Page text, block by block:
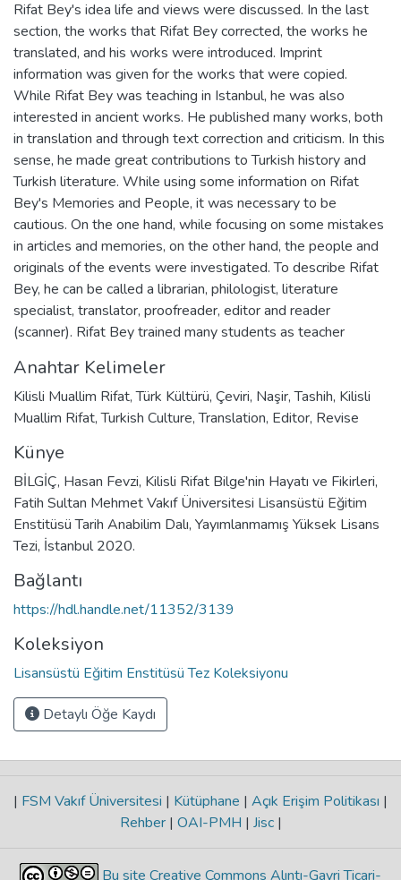
Rifat Bey's idea life and views were discussed. In the last
section, the works that Rifat Bey corrected, the works he
translated, and his works were introduced. Imprint
information was given for the works that were copied.
While Rifat Bey was teaching in Istanbul, he was also
interested in ancient works. He published many works, both
in translation and through text correction and criticism. In this
sense, he made great contributions to Turkish history and
Turkish literature. While using some information on Rifat
Bey's Memories and People, it was necessary to be
cautious. On the one hand, while focusing on some mistakes
in articles and memories, on the other hand, the people and
originals of the events were investigated. To describe Rifat
Bey, he can be called a librarian, philologist, literature
specialist, translator, proofreader, editor and reader
(scanner). Rifat Bey trained many students as teacher
Anahtar Kelimeler
Kilisli Muallim Rifat,Türk Kültürü, Çeviri, Naşir,Tashih, Kilisli
Muallim Rifat,Turkish Culture,Translation, Editor, Revise
Künye
BİLGİÇ, Hasan Fevzi, Kilisli Rifat Bilge'nin Hayatı ve Fikirleri,
Fatih Sultan Mehmet Vakıf Üniversitesi Lisansüstü Eğitim
Enstitüsü Tarih Anabilim Dalı, Yayımlanmamış Yüksek Lisans
Tezi, İstanbul 2020.
Bağlantı
https://hdl.handle.net/11352/3139
Koleksiyon
Lisansüstü Eğitim Enstitüsü Tez Koleksiyonu
Detaylı Öğe Kaydı
| FSM Vakıf Üniversitesi | Kütüphane | Açık Erişim Politikası |
Rehber | OAI-PMH | Jisc |
Bu site Creative Commons Alıntı-Gayri Ticari-